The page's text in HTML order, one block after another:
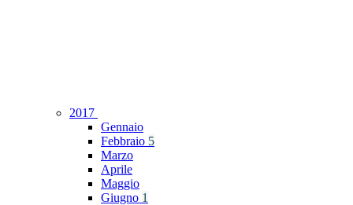
2017
Gennaio
Febbraio 5
Marzo
Aprile
Maggio
Giugno 1